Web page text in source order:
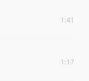
1:41
1:17